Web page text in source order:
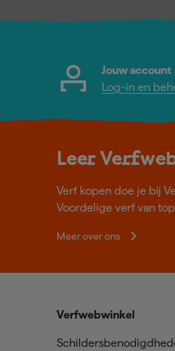
Jouw account
Log-in en
Leer
Verf kopen doe je bij
Voordelige verf van
Meer over ons
Verfwebwinkel